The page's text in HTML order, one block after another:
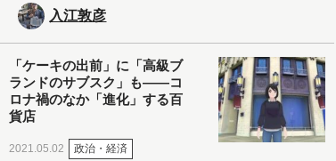
入江敦彦
「ケーキの出前」に「高級ブ
ランドのサブスク」も――コ
ロナ禍のなか「進化」する百
貨店
2021.05.02 政治・経済